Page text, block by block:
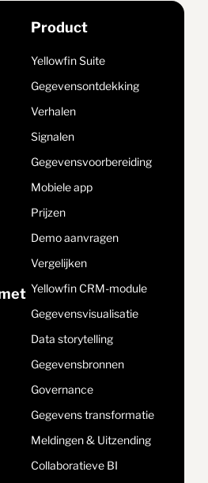
Product
Yellowfin Suite
Gegevensontdekking
Verhalen
Signalen
Gegevensvoorbereiding
Mobiele app
Prijzen
Demo aanvragen
Vergelijken
Yellowfin CRM-module
Gegevensvisualisatie
Data storytelling
Gegevensbronnen
Governance
Gegevens transformatie
Meldingen & Uitzending
Collaboratieve BI